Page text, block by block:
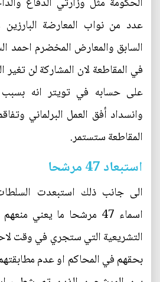
عدد من نواب المعارضة البارزين
السابق والمعارض المخضرم احمد
في المقاطعة لان المشاركة لن
على حسابه في تويتر انه بسبب
وانسداد أفق العمل البرلماني
المقاطعة ستستمر.
استبعاد 47 مرشحا
الى جانب ذلك استبعدت السلطات
اسماء 47 مرشحا ما يعني
التشريعية التي ستجري في وقت
بحقهم في المحاكم او عدم